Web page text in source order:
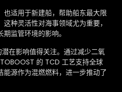
也适用于新建船，帮助船东最大限
种灵活性对海事领域尤为重要，
监管环境的影响。
在影响值得关注。通过减少二氧
的 TCD 工艺支持全球
能源作为混燃燃料，进一步推动了